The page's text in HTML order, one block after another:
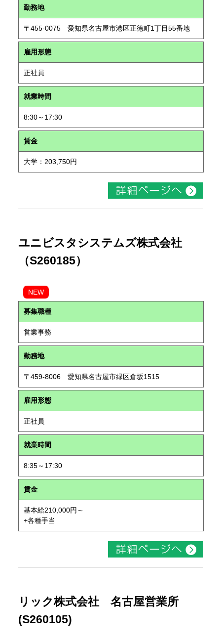
勤務地
〒455-0075 愛知県名古屋市港区正徳町1丁目55番地
雇用形態
正社員
就業時間
8:30～17:30
賃金
大学：203,750円
ユニビスタシステムズ株式会社
（S260185）
NEW
募集職種
営業事務
勤務地
〒459-8006 愛知県名古屋市緑区倉坂1515
雇用形態
正社員
就業時間
8:35～17:30
賃金
基本給210,000円～
+各種手当
リック株式会社 名古屋営業所
(S260105)